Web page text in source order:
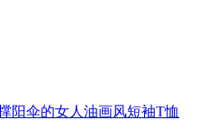
阳伞的女人油画风短袖T恤